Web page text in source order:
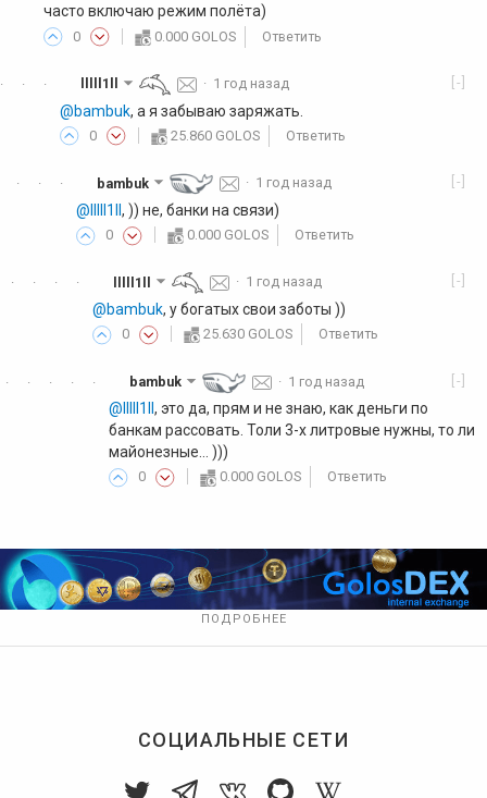
часто включаю режим полёта)
0 0.000 GOLOS Ответить
·
·
· [-]
lllll1ll · 1 год назад
@bambuk, а я забываю заряжать.
0 25.860 GOLOS Ответить
·
·
· [-]
bambuk · 1 год назад
@lllll1ll , )) не, банки на связи)
0 0.000 GOLOS Ответить
·
·
·
· [-]
lllll1ll · 1 год назад
@bambuk, у богатых свои заботы ))
0 25.630 GOLOS Ответить
·
·
·
·
· [-]
bambuk · 1 год назад
@lllll1ll , это да, прям и не знаю, как деньги по
банкам рассовать. Толи 3-х литровые нужны, то ли
майонезные... )))
0 0.000 GOLOS Ответить
ПОДРОБНЕЕ
СОЦИАЛЬНЫЕ СЕТИ